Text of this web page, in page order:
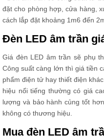
đặt cho phòng hợp, cửa hàng,
cách lắp đặt khoảng 1m6 đến
Đèn LED âm trần
Giá đèn LED âm trần sẽ phụ
Công suất càng lớn thì giá tiền
phẩm điện tử hay thiết điện
hiệu nổi tiếng thường có giá
lượng và bảo hành củng tốt
không có thương hiệu.
Mua đèn LED âm